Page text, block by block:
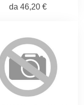
da 46,20 €